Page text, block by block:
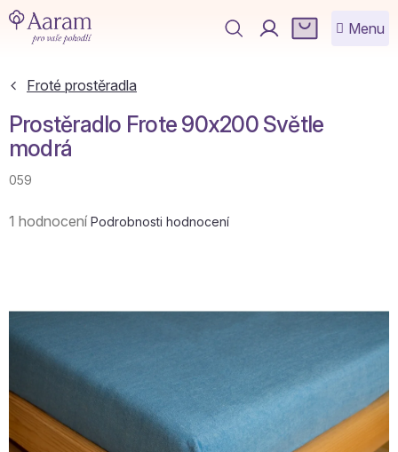
Přejít
na
obsah
NÁKUPNÍ
KOŠÍK
Froté prostěradla
Prostěradlo Frote 90x200 Světle
modrá
059
Průměrné
5
hvězdiček.
1 hodnocení Podrobnosti hodnocení